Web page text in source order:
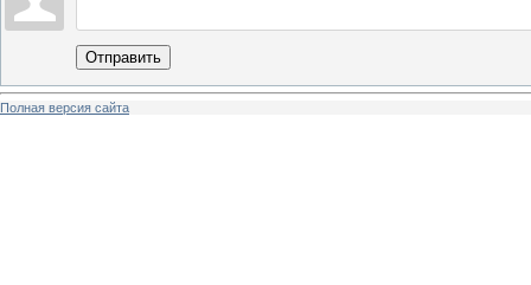
Отправить
Полная версия сайта